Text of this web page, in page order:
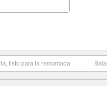
listo para la remontada